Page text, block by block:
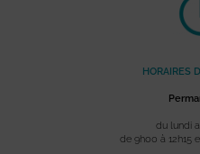
HORAIRES
du lundi
de 9h00 à 12h15